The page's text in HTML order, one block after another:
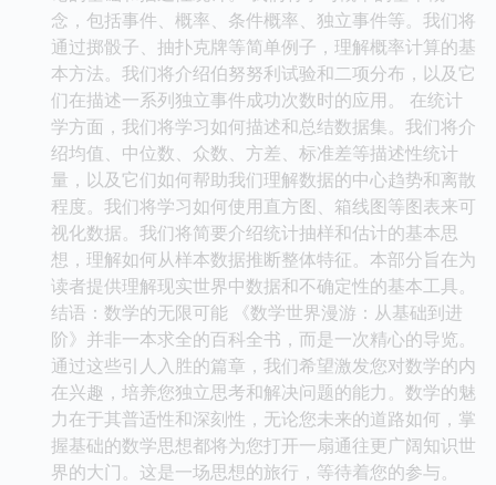
念，包括事件、概率、条件概率、独立事件等。我们将
通过掷骰子、抽扑克牌等简单例子，理解概率计算的基
本方法。我们将介绍伯努努利试验和二项分布，以及它
们在描述一系列独立事件成功次数时的应用。 在统计
学方面，我们将学习如何描述和总结数据集。我们将介
绍均值、中位数、众数、方差、标准差等描述性统计
量，以及它们如何帮助我们理解数据的中心趋势和离散
程度。我们将学习如何使用直方图、箱线图等图表来可
视化数据。我们将简要介绍统计抽样和估计的基本思
想，理解如何从样本数据推断整体特征。本部分旨在为
读者提供理解现实世界中数据和不确定性的基本工具。
结语：数学的无限可能 《数学世界漫游：从基础到进
阶》并非一本求全的百科全书，而是一次精心的导览。
通过这些引人入胜的篇章，我们希望激发您对数学的内
在兴趣，培养您独立思考和解决问题的能力。数学的魅
力在于其普适性和深刻性，无论您未来的道路如何，掌
握基础的数学思想都将为您打开一扇通往更广阔知识世
界的大门。这是一场思想的旅行，等待着您的参与。